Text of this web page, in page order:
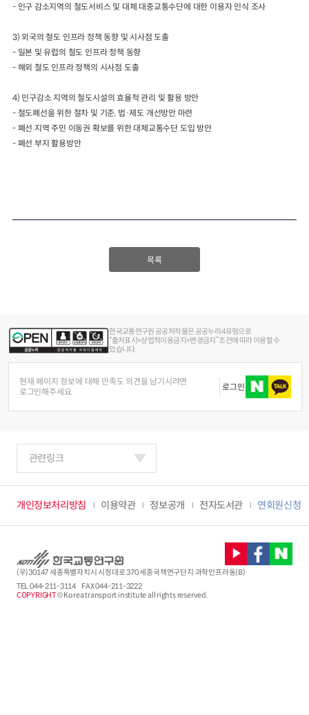
- 인구 감소지역의 철도서비스 및 대체 대중교통수단에 대한 이용자 인식 조사
3)외국의 철도 인프라 정책 동향 및 시사점 도출
- 일본 및 유럽의 철도 인프라 정책 동향
- 해외 철도 인프라 정책의 시사점 도출
4) 인구감소 지역의 철도시설의 효율적 관리 및 활용 방안
- 철도폐선을 위한 절차 및 기준, 법 ·제도 개선방안 마련
- 폐선 지역 주민 이동권 확보를 위한 대체교통수단 도입 방안
- 폐선 부지 활용방안
목록
한국교통연구원 공공저작물은 공공누리 4유형으로
“출처표시+상업적이용금지+변경금지” 조건에 따라 이용할 수
있습니다.
현재 페이지 정보에 대해 만족도 의견을 남기시려면
로그인해주세요.
로그인
개인정보처리방침 이용약관 정보공개 전자도서관 연회원신청
관련링크
(우)30147 세종특별자치시 시청대로 370 세종국책연구단지 과학인프라동(B)
TEL044-211-3114
FAX 044-211-3222
COPYRIGHT© Korea transport institute all rights reserved.